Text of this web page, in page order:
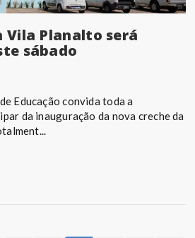
Vila Planalto será
sábado
Educação convida toda a
da inauguração da nova creche da